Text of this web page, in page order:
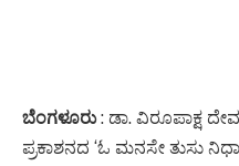
ಬೆಂಗಳೂರು: ಡಾ. ವಿರೂಪಾಕ್ಷ
ಪ್ರಕಾಶನದ ‘ಓ ಮನಸೇ ತುಸು